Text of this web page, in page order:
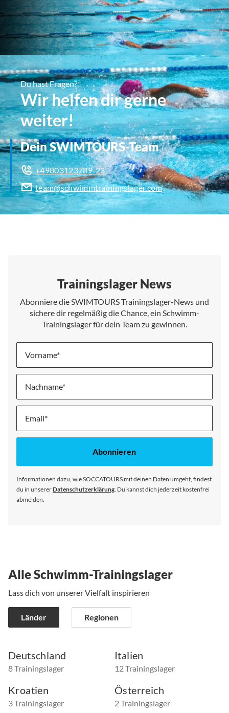
Du hast Fragen?
Wir helfen dir gerne
weiter!
Dein SWIMTOURS-Team
+49803123789-23
team@schwimmtrainingslager.com
Trainingslager News
Abonniere die SWIMTOURS Trainingslager-News und
sichere dir regelmäßig die Chance, ein Schwimm-
Trainingslager für dein Team zu gewinnen.
Vorname
Nachname
Melde
für
Abonnieren
Informationen dazu, wie SOCCATOURS mit deinen Daten umgeht, findest
du in unsererDatenschutzerklärung . Du kannst dich jederzeit kostenfrei
abmelden.
Alle Schwimm-Trainingslager
Lass dich von unserer Vielfalt inspirieren
Länder Regionen
Deutschland
8 Trainingslager
Italien
12 Trainingslager
Kroatien
3 Trainingslager
Österreich
2 Trainingslager